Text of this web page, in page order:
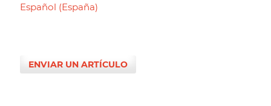
Español (España)
ENVIAR UN ARTÍCULO